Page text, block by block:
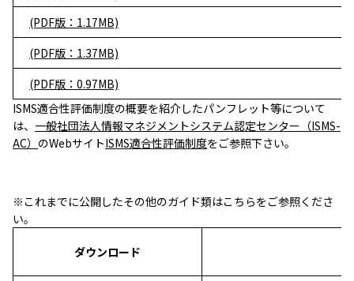
(PDF版：1.17MB)
(PDF版：1.37MB)
(PDF版：0.97MB)
ISMS適合性評価制度の概要を紹介したパンフレット等について
は、 一般社団法人情報マネジメントシステム認定センター（ISMS-
AC） のWebサイトISMS適合性評価制度をご参照下さい。
※これまでに公開したその他のガイド類はこちらをご参照くださ
い。
ダウンロード